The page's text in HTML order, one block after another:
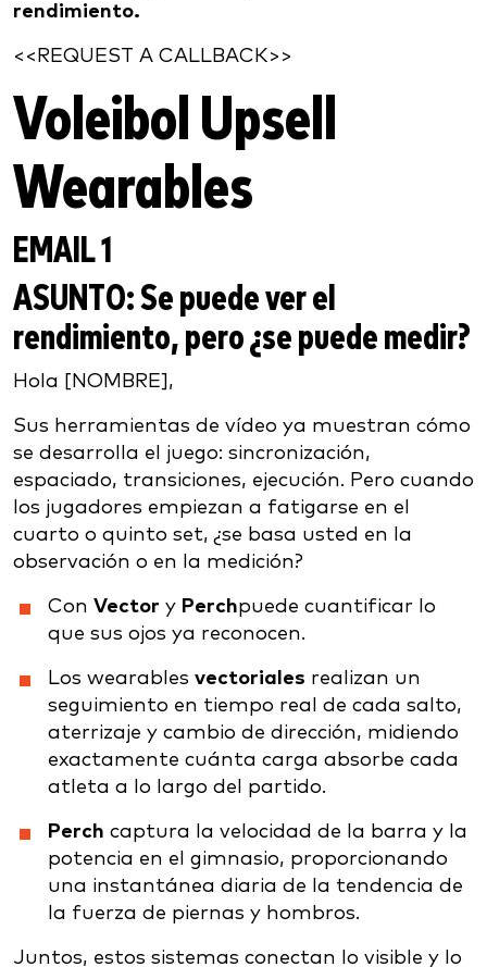
rendimiento.
<<REQUEST A CALLBACK>>
Voleibol Upsell
Wearables
EMAIL 1
ASUNTO: Se puede ver el
rendimiento, pero ¿se puede medir?
Hola [NOMBRE],
Sus herramientas de vídeo ya muestran cómo
se desarrolla el juego: sincronización,
espaciado, transiciones, ejecución. Pero cuando
los jugadores empiezan a fatigarse en el
cuarto o quinto set, ¿se basa usted en la
observación o en la medición?
Con Vector y Perchpuede cuantificar lo
que sus ojos ya reconocen.
Los wearables vectoriales realizan un
seguimiento en tiempo real de cada salto,
aterrizaje y cambio de dirección, midiendo
exactamente cuánta carga absorbe cada
atleta a lo largo del partido.
Perch captura la velocidad de la barra y la
potencia en el gimnasio, proporcionando
una instantánea diaria de la tendencia de
la fuerza de piernas y hombros.
Juntos, estos sistemas conectan lo visible y lo